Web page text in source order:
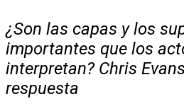
¿Son las capas y los
importantes que los
interpretan? Chris
respuesta